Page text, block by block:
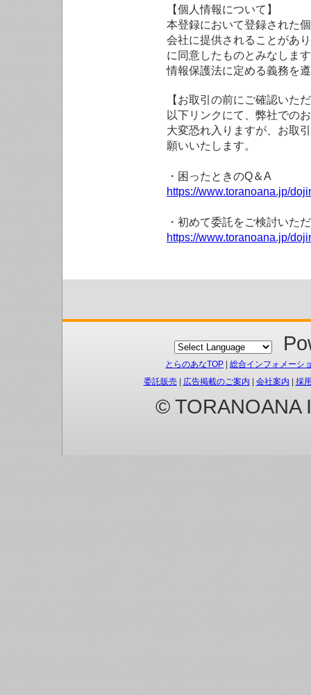
【個人情報について】
本登録において登録された
会社に提供されることがあ
に同意したものとみなしま
情報保護法に定める義務を
【お取引の前にご確認いた
以下リンクにて、弊社での
大変恐れ入りますが、お取
願いいたします。
・困ったときのQ＆A
https://www.toranoana.jp/
・初めて委託をご検討いた
https://www.toranoana.jp/
とらのあなTOP
総合インフォメーシ
委託販売| 広告掲載のご案内 会社案内 採
© TORANOANA